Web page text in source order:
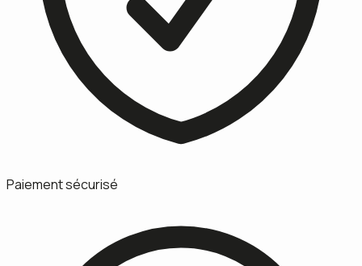
Paiement sécurisé